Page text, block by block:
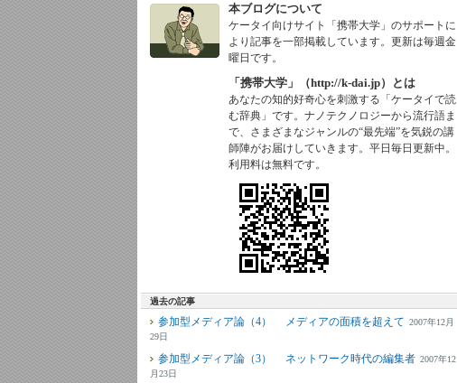
本ブログについて
ケータイ向けサイト「携帯大学」のサポートに
より記事を一部掲載しています。更新は毎週金
曜日です。
「携帯大学」（http://k-dai.jp）とは
あなたの知的好奇心を刺激する「ケータイで読
む辞典」です。ナノテクノロジーから流行語ま
で、さまざまなジャンルの“最先端”を気鋭の講
師陣がお届けしていきます。平日毎日更新中。
利用料は無料です。
過去の記事
参加型メディア論（4） メディアの面積を超えて 2007年12月
29日
参加型メディア論（3） ネットワーク時代の編集者 2007年12
月23日